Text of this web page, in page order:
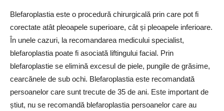
Blefaroplastia este o procedură chirurgicală prin care pot fi
corectate atât pleoapele superioare, cât și pleoapele inferioare.
În unele cazuri, la recomandarea medicului specialist,
blefaroplastia poate fi asociată liftingului facial. Prin
blefaroplastie se elimină excesul de piele, pungile de grăsime,
cearcănele de sub ochi. Blefaroplastia este recomandată
persoanelor care sunt trecute de 35 de ani. Este important de
știut, nu se recomandă blefaroplastia persoanelor care au